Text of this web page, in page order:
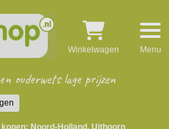
ouderwets lage prijzen
Winkelwagen Menu
Noord-Holland, Uithoorn